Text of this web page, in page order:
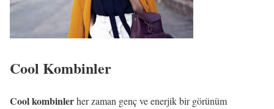
Cool Kombinler
Cool kombinlerher zaman genç ve enerjik bir görünüm